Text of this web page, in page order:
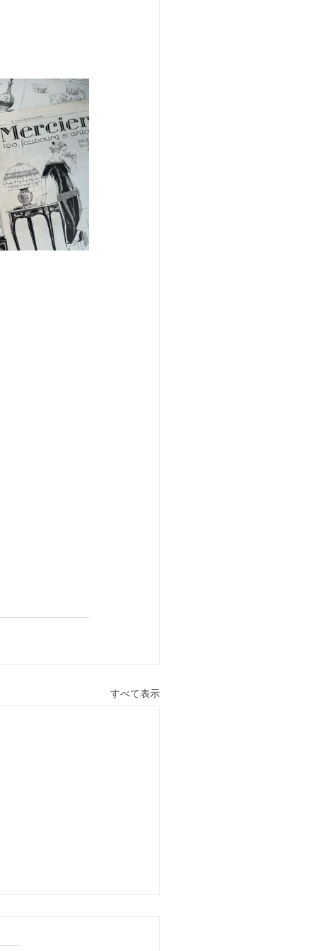
すべて表示